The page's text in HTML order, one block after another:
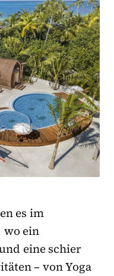
es im
ein
eine schier
– von Yoga